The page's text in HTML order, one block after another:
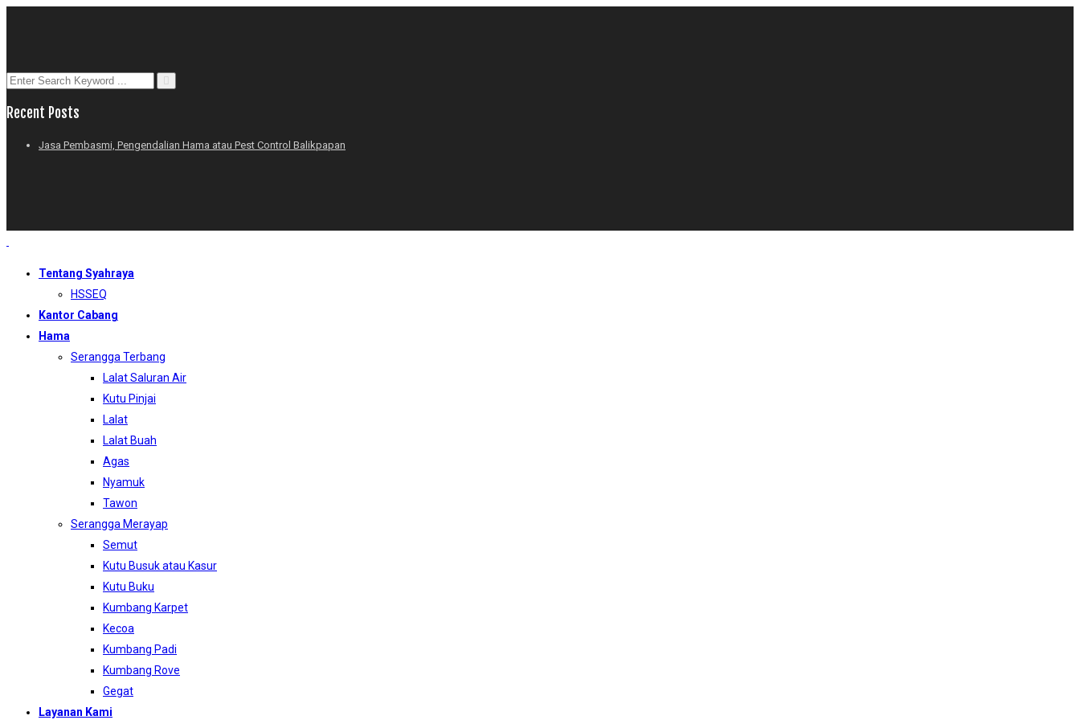
Recent Posts
Jasa Pembasmi, Pengendalian Hama atau Pest Control Balikpapan
Tentang Syahraya
HSSEQ
Kantor Cabang
Hama
Serangga Terbang
Lalat Saluran Air
Kutu Pinjai
Lalat
Lalat Buah
Agas
Nyamuk
Tawon
Serangga Merayap
Semut
Kutu Busuk atau Kasur
Kutu Buku
Kumbang Karpet
Kecoa
Kumbang Padi
Kumbang Rove
Gegat
Layanan Kami